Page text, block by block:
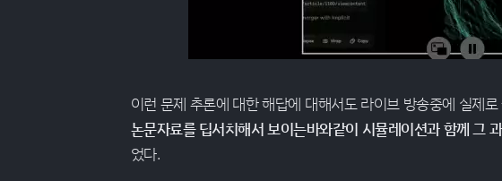
이런 문제 추론에 대한 해답에 대해서도 라이브 방송중에 실제
논문자료를 딥서치해서 보이는바와같이 시뮬레이션과 함께 그
었다.